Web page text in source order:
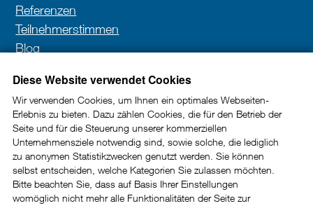
Diese Website verwendet Cookies
Wir verwenden Cookies, um Ihnen ein optimales Webseiten-
Erlebnis zu bieten. Dazu zählen Cookies, die für den Betrieb der
Seite und für die Steuerung unserer kommerziellen
Unternehmensziele notwendig sind, sowie solche, die lediglich
zu anonymen Statistikzwecken genutzt werden. Sie können
selbst entscheiden, welche Kategorien Sie zulassen möchten.
Bitte beachten Sie, dass auf Basis Ihrer Einstellungen
womöglich nicht mehr alle Funktionalitäten der Seite zur
Referenzen
Teilnehmerstimmen
Blog
Newsletter
In unserem Newsletter erhalten Sie wertvolle Impulse
und Tipps rund um die Kundenkommunikation im
B2B-Bereich.